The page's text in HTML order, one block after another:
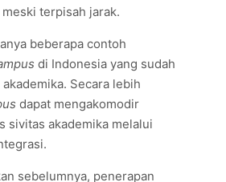
meski terpisah jarak.
beberapa contoh
di Indonesia yang sudah
Secara lebih
dapat mengakomodir
sivitas akademika melalui
sebelumnya, penerapan